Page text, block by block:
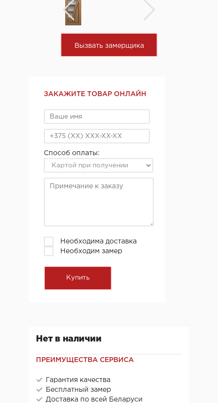
Вызвать замерщика
ЗАКАЖИТЕ ТОВАР ОНЛАЙН
Способ оплаты:
Необходима доставка
Необходим замер
Нет в наличии
ПРЕИМУЩЕСТВА СЕРВИСА
Гарантия качества
Бесплатный замер
Доставка по всей Беларуси